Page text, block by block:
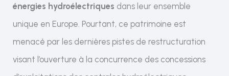
énergies hydroélectriques dans leur ensemble
unique en Europe. Pourtant, ce patrimoine est
menacé par les dernières pistes de restructuration
visant l’ouverture à la concurrence des concessions